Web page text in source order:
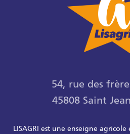
54, rue des
45808 Saint
LISAGRI est une enseigne